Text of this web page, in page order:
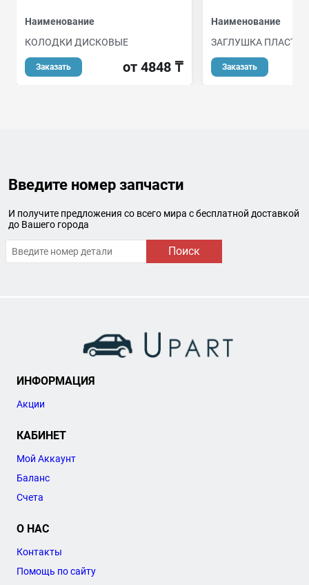
Наименование
КОЛОДКИ ДИСКОВЫЕ
Заказать от 4848 ₸
Наименование
ЗАГЛУШКА
Заказать
Введите номер запчасти
И получите предложения со всего мира с бесплатной доставкой
до Вашего города
Поиск
ИНФОРМАЦИЯ
Акции
КАБИНЕТ
Мой Аккаунт
Баланс
Счета
О НАС
Контакты
Помощь по сайту